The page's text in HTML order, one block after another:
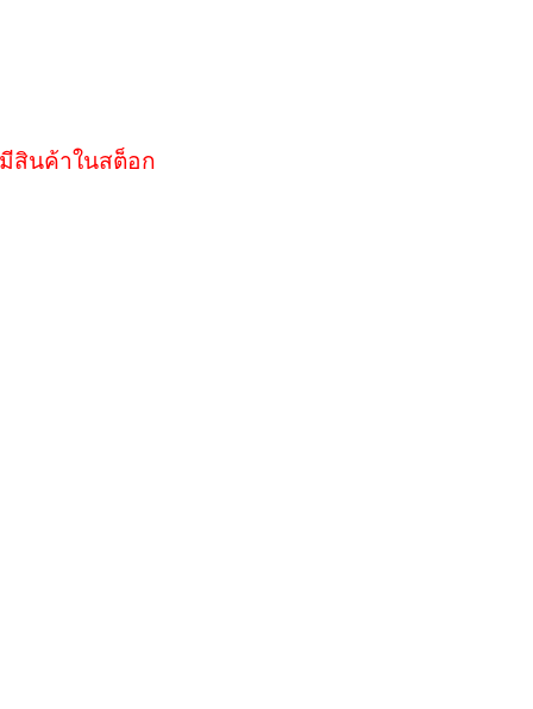
สินค้าในสต็อก